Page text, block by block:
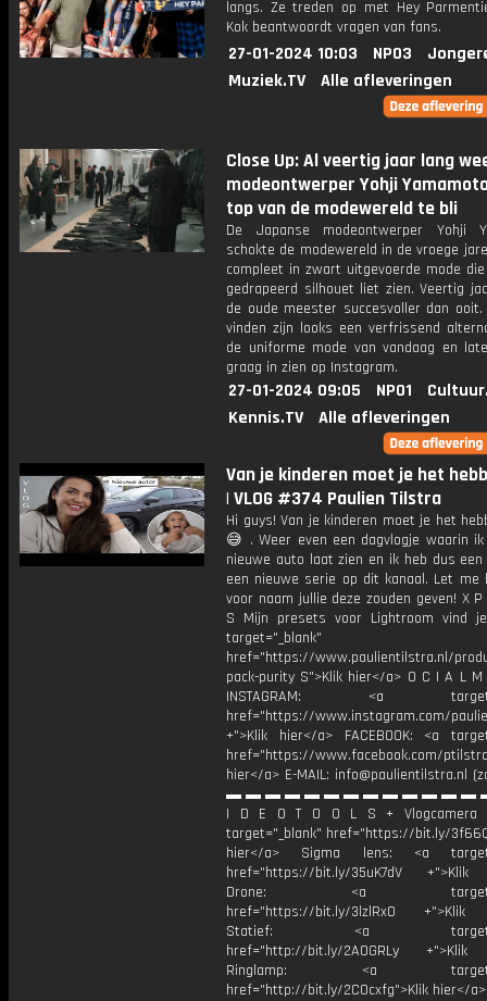
langs. Ze treden op met Hey
Kok beantwoordt vragen van fans.
27-01-2024 10:03 NPO3
Muziek.TV
Alle afleveringen
Close Up: Al veertig jaar lang
modeontwerper Yohji
top van de modewereld te bli
De Japanse modeontwerper Yohji
schokte de modewereld in de vroege
compleet in zwart uitgevoerde mode
gedrapeerd silhouet liet zien. Veertig
de oude meester succesvoller dan ooit.
vinden zijn looks een verfrissend
de uniforme mode van vandaag en
graag in zien op Instagram.
27-01-2024 09:05 NPO1
Kennis.TV
Alle afleveringen
Van je kinderen moet je het
| VLOG #374 Paulien Tilstra
Hi guys! Van je kinderen moet je het
😅 . Weer even een dagvlogje waarin
nieuwe auto laat zien en ik heb dus
een nieuwe serie op dit kanaal. Let me
voor naam jullie deze zouden geven! X P
S Mijn presets voor Lightroom vind
target="_blank"
href="https://www.paulientilstra.nl/
pack-purity S">Klik hier</a> O C I A L
INSTAGRAM: <a
href="https://www.instagram.com/
+">Klik hier</a> FACEBOOK: <a
href="https://www.facebook.com/
hier</a> E-MAIL: info@paulientilstra.nl
▬ ▬ ▬ ▬ ▬ ▬ ▬ ▬ ▬ ▬ ▬ ▬ ▬
I D E O T O O L S + Vlogcamera
target="_blank" href="https://bit.ly/
hier</a> Sigma lens: <a
href="https://bit.ly/35uK7dV +">Klik
Drone: <a
href="https://bit.ly/3lzlRx0 +">Klik
Statief: <a
href="http://bit.ly/2AOGRLy +">Klik
Ringlamp: <a
href="http://bit.ly/2C0cxfg">Klik hier</a>